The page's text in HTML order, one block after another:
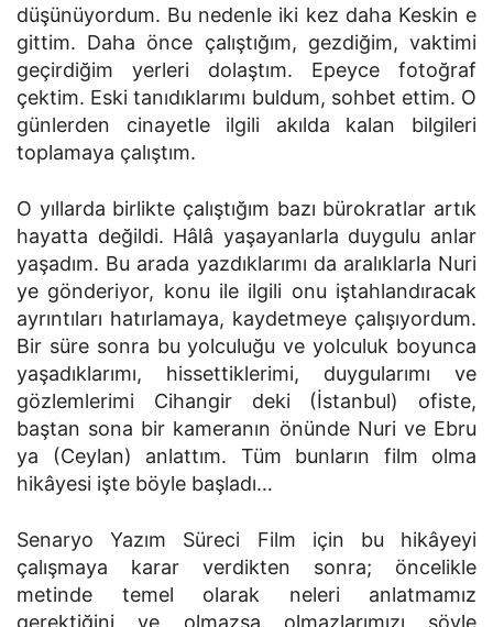
düşünüyordum. Bu nedenle iki kez daha Keskin e
gittim. Daha önce çalıştığım, gezdiğim, vaktimi
geçirdiğim yerleri dolaştım. Epeyce fotoğraf
çektim. Eski tanıdıklarımı buldum, sohbet ettim. O
günlerden cinayetle ilgili akılda kalan bilgileri
toplamaya çalıştım.
O yıllarda birlikte çalıştığım bazı bürokratlar artık
hayatta değildi. Hâlâ yaşayanlarla duygulu anlar
yaşadım. Bu arada yazdıklarımı da aralıklarla Nuri
ye gönderiyor, konu ile ilgili onu iştahlandıracak
ayrıntıları hatırlamaya, kaydetmeye çalışıyordum.
Bir süre sonra bu yolculuğu ve yolculuk boyunca
yaşadıklarımı, hissettiklerimi, duygularımı ve
gözlemlerimi Cihangir deki (İstanbul) ofiste,
baştan sona bir kameranın önünde Nuri ve Ebru
ya (Ceylan) anlattım. Tüm bunların film olma
hikâyesi işte böyle başladı…
Senaryo Yazım Süreci Film için bu hikâyeyi
çalışmaya karar verdikten sonra; öncelikle
metinde temel olarak neleri anlatmamız
gerektiğini ve olmazsa olmazlarımızı şöyle